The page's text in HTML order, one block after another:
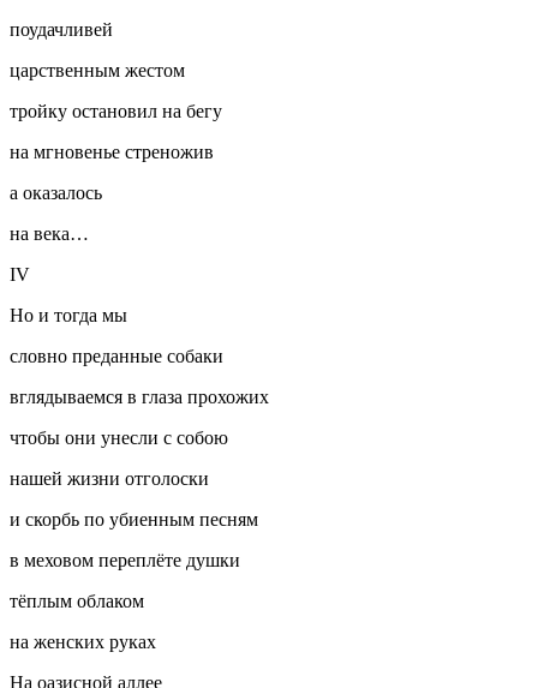
поудачливей
царственным жестом
тройку остановил на бегу
на мгновенье стреножив
а оказалось
на века…
IV
Но и тогда мы
словно преданные собаки
вглядываемся в глаза прохожих
чтобы они унесли с собою
нашей жизни отголоски
и скорбь по убиенным песням
в меховом переплёте душки
тёплым облаком
на женских руках
На оазисной аллее